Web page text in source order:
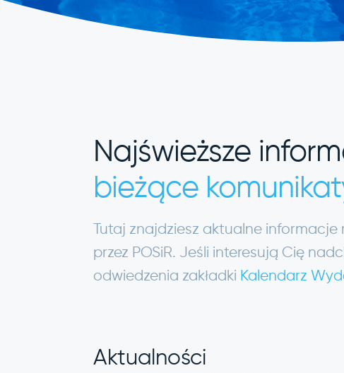
Najświeższe
bieżące
Tutaj znajdziesz aktualne
przez POSiR. Jeśli interesują Cię
odwiedzenia zakładki Kalendarz
Aktualności